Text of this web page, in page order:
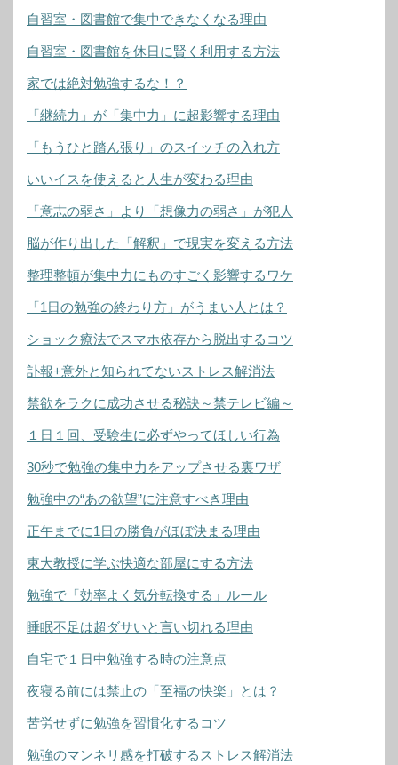
自習室・図書館で集中できなくなる理由
自習室・図書館を休日に賢く利用する方法
家では絶対勉強するな！？
「継続力」が「集中力」に超影響する理由
「もうひと踏ん張り」のスイッチの入れ方
いいイスを使えると人生が変わる理由
「意志の弱さ」より「想像力の弱さ」が犯人
脳が作り出した「解釈」で現実を変える方法
整理整頓が集中力にものすごく影響するワケ
「1日の勉強の終わり方」がうまい人とは？
ショック療法でスマホ依存から脱出するコツ
訃報+意外と知られてないストレス解消法
禁欲をラクに成功させる秘訣～禁テレビ編～
１日１回、受験生に必ずやってほしい行為
30秒で勉強の集中力をアップさせる裏ワザ
勉強中の“あの欲望”に注意すべき理由
正午までに1日の勝負がほぼ決まる理由
東大教授に学ぶ快適な部屋にする方法
勉強で「効率よく気分転換する」ルール
睡眠不足は超ダサいと言い切れる理由
自宅で１日中勉強する時の注意点
夜寝る前には禁止の「至福の快楽」とは？
苦労せずに勉強を習慣化するコツ
勉強のマンネリ感を打破するストレス解消法